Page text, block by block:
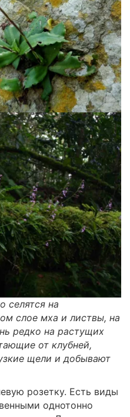
селятся на
слое мха и листвы, на
редко на растущих
от клубней,
щели и добывают
розетку. Есть виды
однотонно